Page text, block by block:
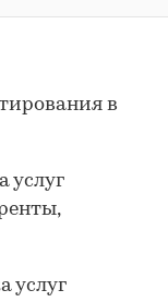
в
услуг
услуг